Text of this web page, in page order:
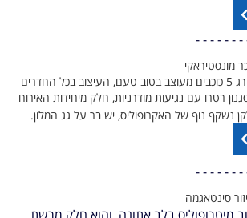
- - - - - - -
מונסטיראקי
מלון מודרני וחדיש המדורג 5 כוכבים מעוצב בטוב טעם, העיצוב בכל החדרים
רטרו עם נגיעות מודרניות, חלק מיחידות האירוח
נשקף נוף של האקרופוליס, יש בר על גג המלון.
- - - - - - -
סינטאגמה